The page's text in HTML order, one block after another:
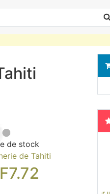
de stock
de Tahiti
7.72